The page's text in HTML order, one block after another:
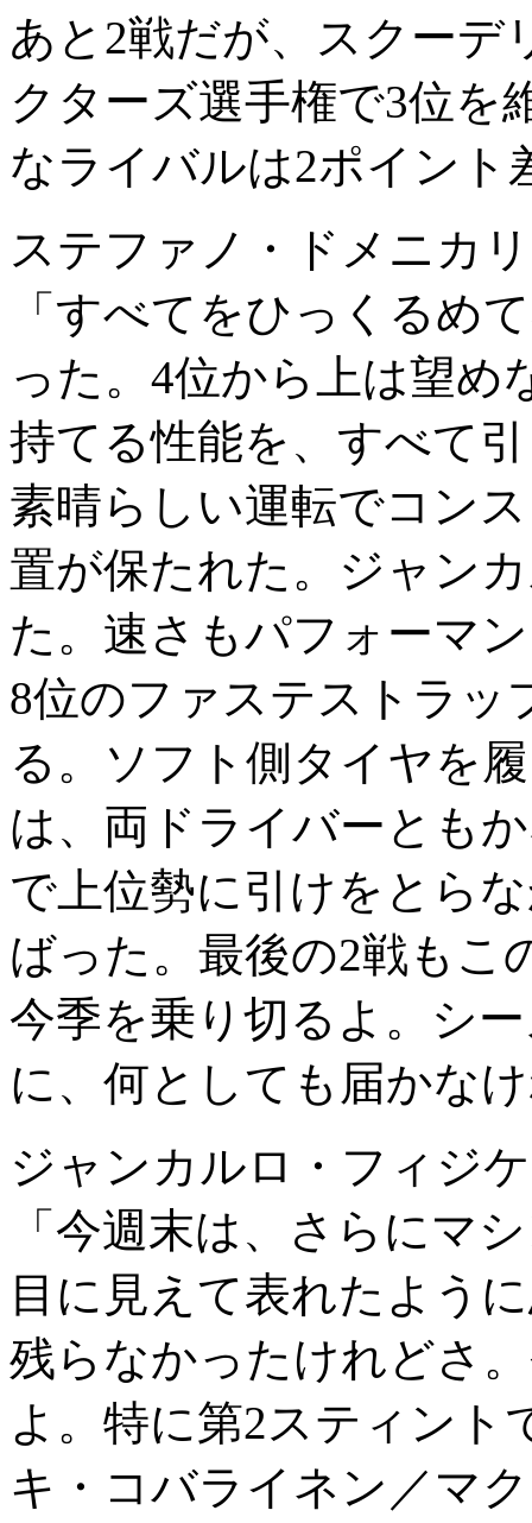
あと2戦だが、スクーデ
クターズ選手権で3位を
なライバルは2ポイント
ステファノ・ドメニカリ
「すべてをひっくるめ
った。4位から上は望め
持てる性能を、すべて
素晴らしい運転でコン
置が保たれた。ジャン
た。速さもパフォーマ
8位のファステストラッ
る。ソフト側タイヤを
は、両ドライバーとも
で上位勢に引けをとら
ばった。最後の2戦もこ
今季を乗り切るよ。シ
に、何としても届かな
ジャンカルロ・フィジ
「今週末は、さらにマ
目に見えて表れたよう
残らなかったけれどさ
よ。特に第2スティント
キ・コバライネン／マ